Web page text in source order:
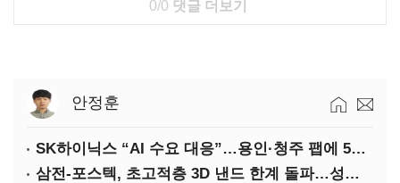
0/0 댓글 더보기
안정훈
SK하이닉스 “AI 수요 대응”…용인·청주 팹에 54조 투자
삼전-포스텍, 초고적층 3D 낸드 한계 돌파…성능·전력효율 개선